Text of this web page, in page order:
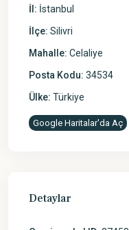
İl: İstanbul
İlçe: Silivri
Mahalle: Celaliye
Posta Kodu: 34534
Ülke: Türkiye
Google Haritalar'da Aç
Detaylar